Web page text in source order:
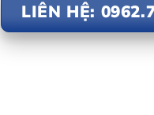
LIÊN HỆ: